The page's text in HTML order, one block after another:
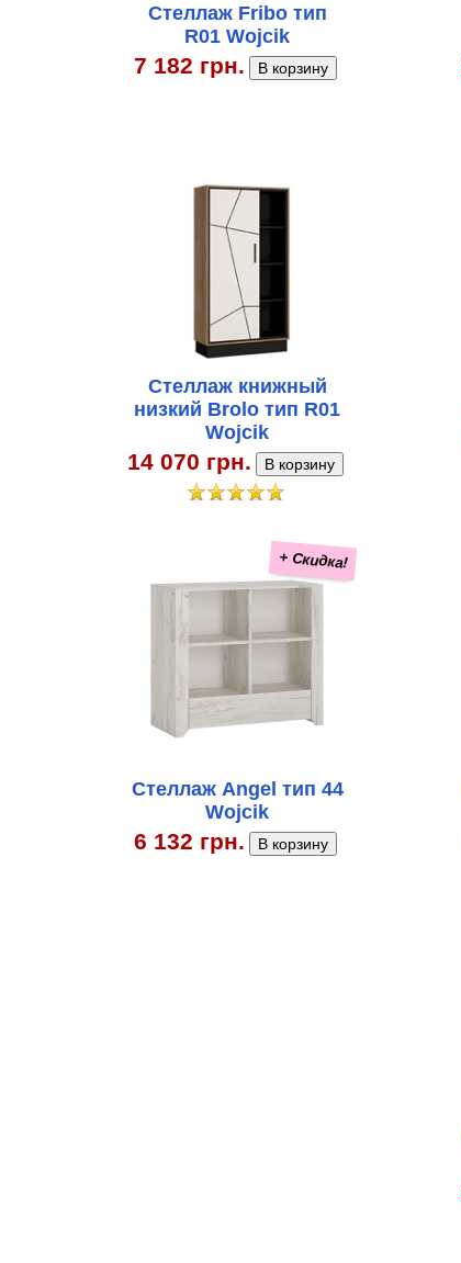
Стеллаж Fribo тип
R01 Wojcik
7 182 грн.
Стеллаж книжный
низкий Brolo тип R01
Wojcik
14 070 грн.
+ Скидка!
Стеллаж Angel тип 44
Wojcik
6 132 грн.